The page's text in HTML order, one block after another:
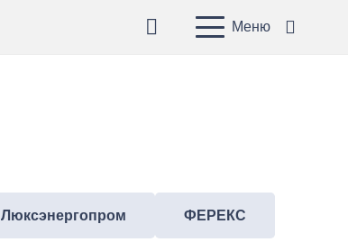
Меню
Люксэнергопром ФЕРЕКС